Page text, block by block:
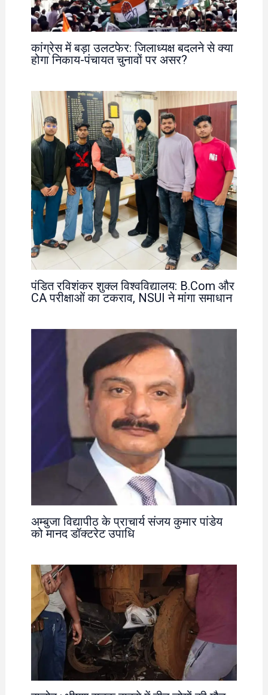
कांग्रेस में बड़ा उलटफेर: जिलाध्यक्ष बदलने से क्या
होगा निकाय-पंचायत चुनावों पर असर?
पंडित रविशंकर शुक्ल विश्वविद्यालय: B.Com और
CA परीक्षाओं का टकराव, NSUI ने मांगा समाधान
अम्बुजा विद्यापीठ के प्राचार्य संजय कुमार पांडेय
को मानद डॉक्टरेट उपाधि